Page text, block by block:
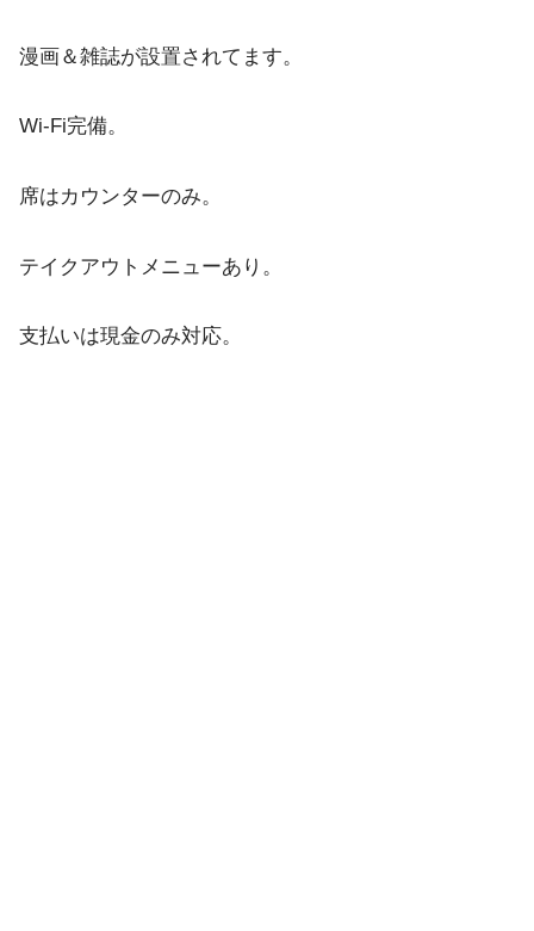
漫画＆雑誌が設置されてます。
Wi-Fi完備。
席はカウンターのみ。
テイクアウトメニューあり。
支払いは現金のみ対応。